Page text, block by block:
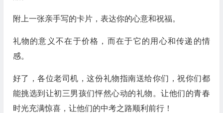
附上一张亲手写的卡片，表达你的心意和祝福。
礼物的意义不在于价格，而在于它的用心和传递的情
感。
好了，各位老司机，这份礼物指南送给你们，祝你们都
能挑选到让初三男孩们怦然心动的礼物。让他们的青春
时光充满惊喜，让他们的中考之路顺利前行！